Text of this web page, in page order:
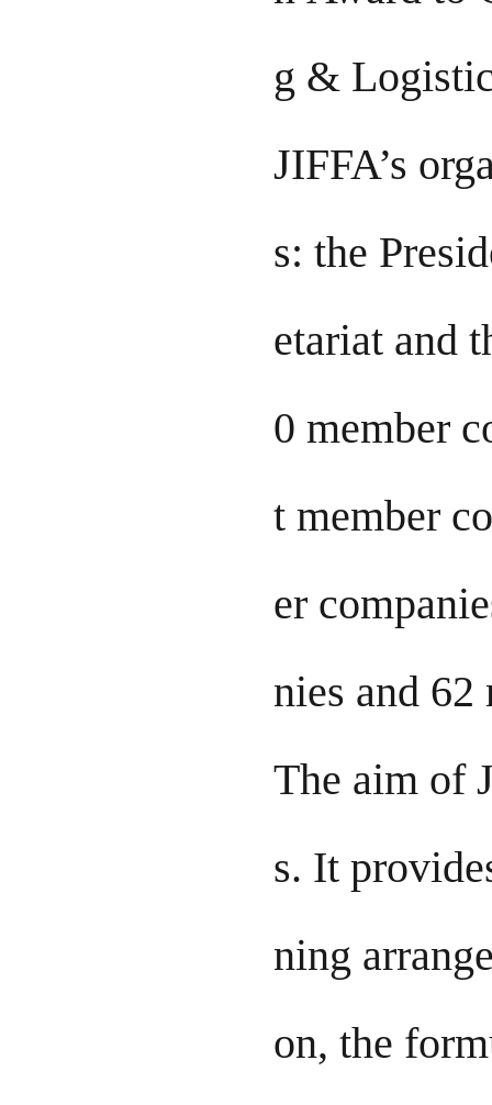
g &
JIFFA’s
s: the
etariat and
0 member
t member
er
nies and
The aim of
s. It
ning
on, the